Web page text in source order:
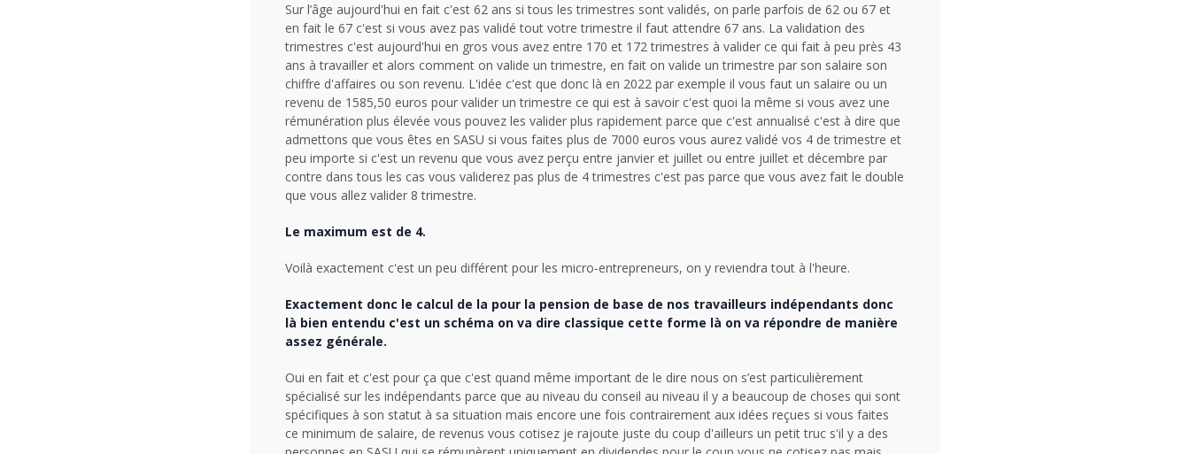
Sur l’âge aujourd'hui en fait c'est 62 ans si tous les trimestres sont validés, on parle parfois de 62 ou 67 et
en fait le 67 c'est si vous avez pas validé tout votre trimestre il faut attendre 67 ans. La validation des
trimestres c'est aujourd'hui en gros vous avez entre 170 et 172 trimestres à valider ce qui fait à peu près 43
ans à travailler et alors comment on valide un trimestre, en fait on valide un trimestre par son salaire son
chiffre d'affaires ou son revenu. L'idée c'est que donc là en 2022 par exemple il vous faut un salaire ou un
revenu de 1585,50 euros pour valider un trimestre ce qui est à savoir c'est quoi la même si vous avez une
rémunération plus élevée vous pouvez les valider plus rapidement parce que c'est annualisé c'est à dire que
admettons que vous êtes en SASU si vous faites plus de 7000 euros vous aurez validé vos 4 de trimestre et
peu importe si c'est un revenu que vous avez perçu entre janvier et juillet ou entre juillet et décembre par
contre dans tous les cas vous validerez pas plus de 4 trimestres c'est pas parce que vous avez fait le double
que vous allez valider 8 trimestre.
Le maximum est de 4.
Voilà exactement c'est un peu différent pour les micro-entrepreneurs, on y reviendra tout à l'heure.
Exactement donc le calcul de la pour la pension de base de nos travailleurs indépendants donc
là bien entendu c'est un schéma on va dire classique cette forme là on va répondre de manière
assez générale.
Oui en fait et c'est pour ça que c'est quand même important de le dire nous on s’est particulièrement
spécialisé sur les indépendants parce que au niveau du conseil au niveau il y a beaucoup de choses qui sont
spécifiques à son statut à sa situation mais encore une fois contrairement aux idées reçues si vous faites
ce minimum de salaire, de revenus vous cotisez je rajoute juste du coup d'ailleurs un petit truc s'il y a des